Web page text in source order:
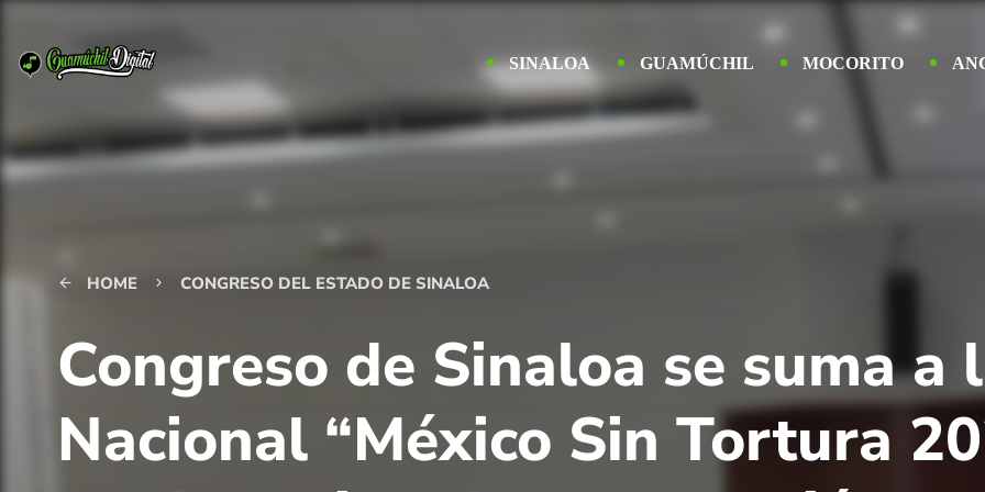
SINALOA GUAMÚCHIL MOCORITO
arrow_back HOME keyboard_arrow_right CONGRESO DEL ESTADO DE SINALOA
Congreso de Sinaloa se suma a
Nacional “México Sin Tortura